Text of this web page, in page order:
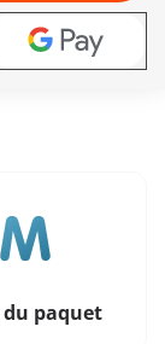
du paquet